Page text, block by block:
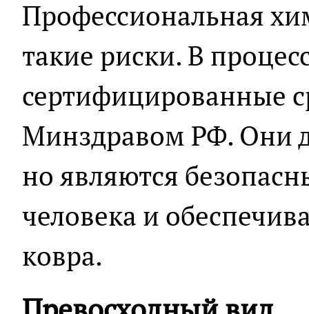
Профессиональная
такие риски. В
сертифицированные
Минздравом РФ. Они
но являются
человека и
ковра.